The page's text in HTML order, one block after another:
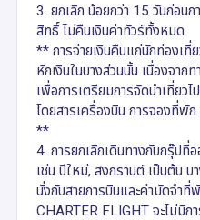
3. ยกเลิก น้อยกว่า 15 วันก่อน
สิทธิ์ ไม่คืนเงินค่าทัวร์ทั้งหมด
** การจ่ายเงินคืนแก่นักท่องเที่
หักเงินในบางส่วนนั้น เนื่องจาก
เพื่อการเตรียมการจัดนำเที่ยว
โดยสารเครื่องบิน การจองที่พัก
**
4. การยกเลิกเดินทางกับกรุ๊ปที่
เช่น ปีใหม่, สงกรานต์ เป็นต้น
นั่งกับสายการบินและค่ามัดจำ
CHARTER FLIGHT จะไม่มีก